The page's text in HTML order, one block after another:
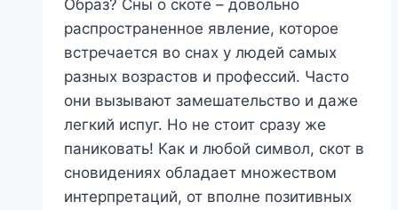
Образ? Сны о скоте – довольно
распространенное явление, которое
встречается во снах у людей самых
разных возрастов и профессий. Часто
они вызывают замешательство и даже
легкий испуг. Но не стоит сразу же
паниковать! Как и любой символ, скот в
сновидениях обладает множеством
интерпретаций, от вполне позитивных